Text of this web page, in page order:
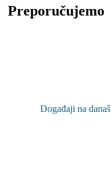
Preporučujemo
Događaji na